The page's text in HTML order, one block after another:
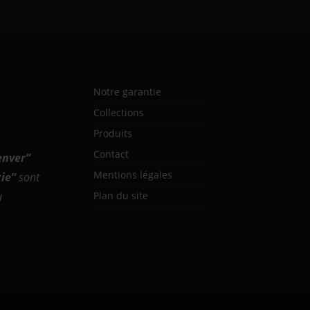
”
”sont
Notre garantie
Collections
Produits
Contact
Mentions légales
Plan du site